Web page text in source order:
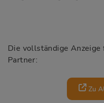
Die vollständige
Partner:
Zu